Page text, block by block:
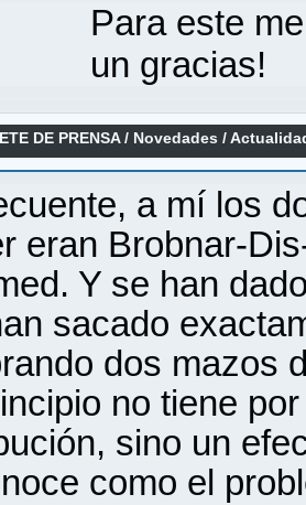
Para este
un gracias!
DE PRENSA/ Novedades /
a mí los
eran Brobnar-
Y se han
sacado
dos mazos
no tiene
sino un
como el